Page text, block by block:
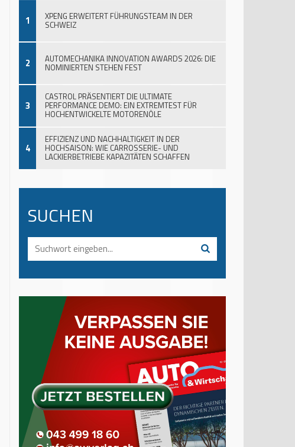
1 XPENG ERWEITERT FÜHRUNGSTEAM IN DER
SCHWEIZ
2 AUTOMECHANIKA INNOVATION AWARDS 2026: DIE
NOMINIERTEN STEHEN FEST
3
CASTROL PRÄSENTIERT DIE ULTIMATE
PERFORMANCE DEMO: EIN EXTREMTEST FÜR
HOCHENTWICKELTE MOTORENÖLE
4
EFFIZIENZ UND NACHHALTIGKEIT IN DER
HOCHSAISON: WIE CARROSSERIE- UND
LACKIERBETRIEBE KAPAZITÄTEN SCHAFFEN
SUCHEN